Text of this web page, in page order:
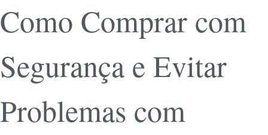
Como Comprar com
Segurança e Evitar
Problemas com